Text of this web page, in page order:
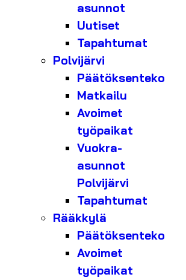
asunnot
Uutiset
Tapahtumat
Polvijärvi
Päätöksenteko
Matkailu
Avoimet
työpaikat
Vuokra-
asunnot
Polvijärvi
Tapahtumat
Rääkkylä
Päätöksenteko
Avoimet
työpaikat